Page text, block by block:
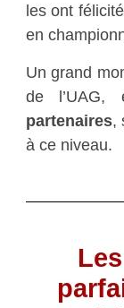
les ont
en
Un grand
de
partenaires,
à ce niveau.